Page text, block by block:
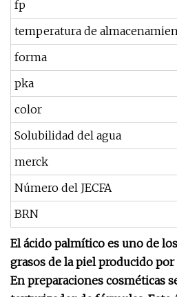
fp
temperatura de
forma
pka
color
Solubilidad del agua
merck
Número del JECFA
BRN
El ácido palmítico es uno de
grasos de la piel producido por
En preparaciones cosméticas